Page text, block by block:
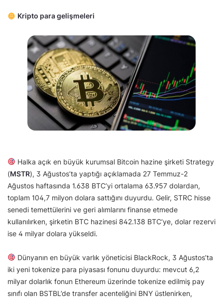
Kripto para gelişmeleri
Halka açık en büyük kurumsal Bitcoin hazine şirketi Strategy
(MSTR), 3 Ağustos’ta yaptığı açıklamada 27 Temmuz-2
Ağustos haftasında 1.638 BTC’yi ortalama 63.957 dolardan,
toplam 104,7 milyon dolara sattığını duyurdu. Gelir, STRC hisse
senedi temettülerini ve geri alımlarını finanse etmede
kullanılırken, şirketin BTC hazinesi 842.138 BTC’ye, dolar rezervi
ise 4 milyar dolara yükseldi.
Dünyanın en büyük varlık yöneticisi BlackRock, 3 Ağustos’ta
iki yeni tokenize para piyasası fonunu duyurdu: mevcut 6,2
milyar dolarlık fonun Ethereum üzerinde tokenize edilmiş pay
sınıfı olan BSTBL’de transfer acenteliğini BNY üstlenirken,